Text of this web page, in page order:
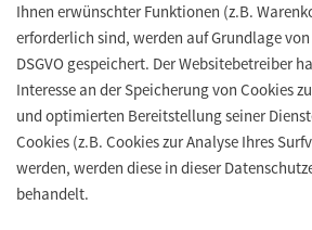
Ihnen erwünschter Funktionen (z.B.
erforderlich sind, werden auf Grundlage von
DSGVO gespeichert. Der Websitebetreiber
Interesse an der Speicherung von Cookies
und optimierten Bereitstellung seiner
Cookies (z.B. Cookies zur Analyse Ihres
werden, werden diese in dieser
behandelt.